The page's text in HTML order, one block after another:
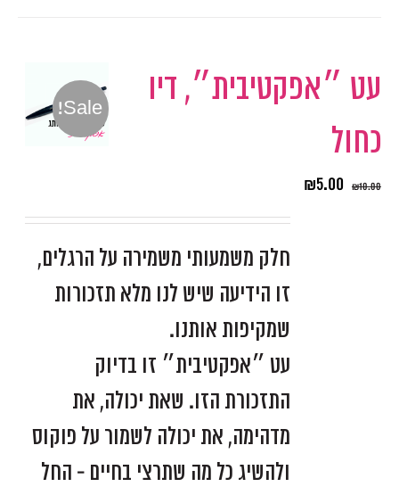
Sale!
עט ״אפקטיבית״, דיו
כחול
₪10.00
₪5.00
חלק משמעותי משמירה על הרגלים,
זו הידיעה שיש לנו מלא תזכורות
שמקיפות אותנו.
עט ״אפקטיבית״ זו בדיוק
התזכורת הזו. שאת יכולה, את
מדהימה, את יכולה לשמור על פוקוס
ולהשיג כל מה שתרצי בחיים - החל